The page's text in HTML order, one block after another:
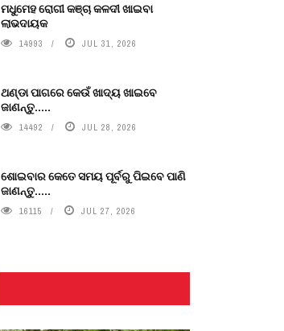
ମଧୁମେହ ରୋଗୀ କଞ୍ଚା କଳଦୀ ଖାଇବା
ଲାଭଦାୟକ
14993 JUL 31, 2026
ଥଣ୍ଡା ପାଗରେ କେଉଁ ଖାଦ୍ୟ ଖାଇବେ
ଜାଣନ୍ତୁ.....
14492 JUL 28, 2026
ଶୋଇବାର କେତେ ସମୟ ପୂର୍ବରୁ ପିଇବେ ପାଣି
ଜାଣନ୍ତୁ.....
16115 JUL 27, 2026